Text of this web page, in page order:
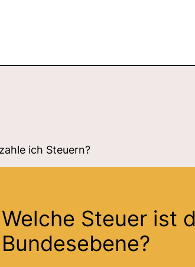
ich Steuern?
Welche Steuer ist
Bundesebene?